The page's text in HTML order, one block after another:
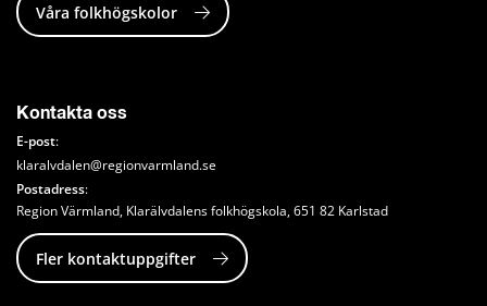
Våra folkhögskolor
Kontakta oss
E-post:
klaralvdalen@regionvarmland.se
Postadress:
Region Värmland, Klarälvdalens folkhögskola, 651 82 Karlstad
Fler kontaktuppgifter